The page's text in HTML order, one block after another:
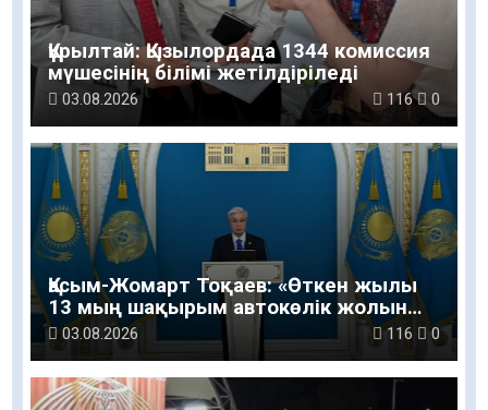
Құрылтай: Қызылордада 1344 комиссия
мүшесінің білімі жетілдіріледі
03.08.2026 116 0
Қасым-Жомарт Тоқаев: «Өткен жылы
13 мың шақырым автокөлік жолын
салу және жөндеу жұмысы
03.08.2026 116 0